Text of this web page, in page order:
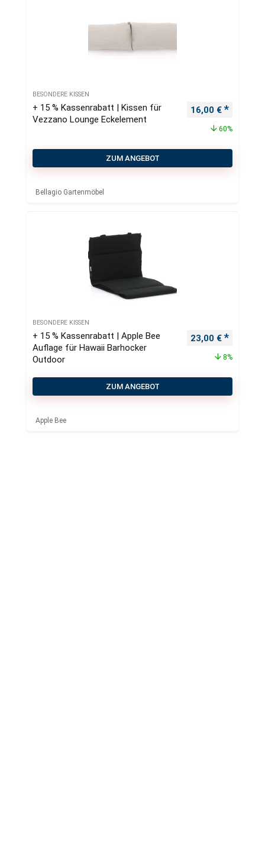
BESONDERE KISSEN
+ 15 % Kassenrabatt | Kissen für
Vezzano Lounge Eckelement
Ursprünglicher
16,00 €
60%
ZUM ANGEBOT
Bellagio Gartenmöbel
BESONDERE KISSEN
+ 15 % Kassenrabatt | Apple Bee
Auflage für Hawaii Barhocker
Outdoor
Ursprünglicher
23,00 €
8%
ZUM ANGEBOT
Apple Bee